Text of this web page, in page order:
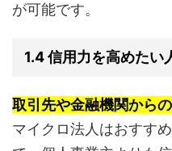
が可能です。
1.4 信用力を高めたい
取引先や金融機関から
マイクロ法人はおすす